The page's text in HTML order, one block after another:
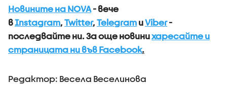
Новините на NOVA- вече
вInstagram, Twitter, Telegram иViber-
последвайте ни.За още новинихаресайте и
страницата ни във Facebook.
Редактор: Весела Веселинова